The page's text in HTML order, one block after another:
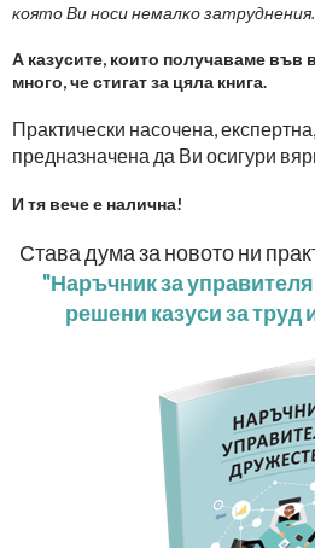
която Ви носи немалко затруднения.
А казусите, които получаваме във
много, че стигат за цяла книга.
Практически насочена,
предназначена да Ви осигури
И тя вече е налична!
Става дума за новото ни
"Наръчник за
решени казуси за труд